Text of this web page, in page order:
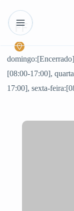
FF
[08:00-17:00],
17:00], sexta-